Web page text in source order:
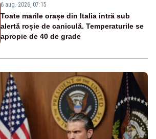
6 aug. 2026, 07:15
Toate marile orașe din Italia intră sub
alertă roșie de caniculă. Temperaturile se
apropie de 40 de grade